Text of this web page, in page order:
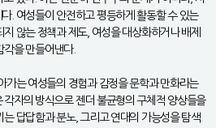
. 여성들이 안전하고 평등하게 활동할 수 있는
않는 정책과 제도, 여성을 대상화하거나 배제
각을 만들어낸다.
가는 여성들의 경험과 감정을 문학과 만화라는
자의 방식으로 젠더 불균형의 구체적 양상들을
답답함과 분노, 그리고 연대의 가능성을 탐색